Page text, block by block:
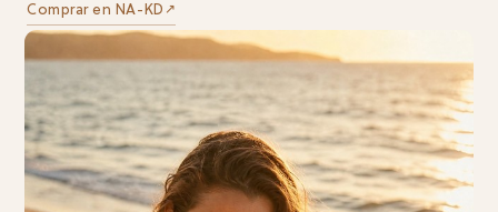
Comprar en NA-KD ↗︎